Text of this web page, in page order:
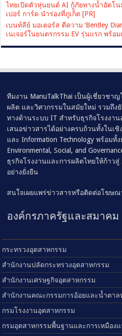
ไทยเปิดตัวหุ่นยนต์ AI กู้ภัยทางน้ำอัตโน
เปอร์ การ์ด นำร่องที่ภูเก็ต [PR]
เบนท์ลีย์ มอเตอร์ส ตีความ ‘Bentley
เนเจอร์ในยนตรกรรม EV รุ่นแรก พร้อ
ทีมงาน ManuTalkThai เป็นผู้เชี่ยวชา
ผลิต และวิศวกรรมในสมัยใหม่ รวมถึ
ทางด้านระบบ IT สำหรับธุรกิจโรงงา
เสนอข่าวสารได้อย่างครบถ้วนทั้งในเชิ
และ Information Technology พร้อมทั้
Environmental, Social, and
ธุรกิจโรงงานและการผลิตไทยให้ก้าว
อย่างยั่งยืน
สนใจเผยแพร่ข่าวสารหรือติดต่อโฆษ
องค์กรภาครัฐและสมาคม
กระทรวงอุตสาหกรรม
สำนักงานปลัดกระทรวงอุตสาหกรรม
สำนักงานเศรษฐกิจอุตสาหกรรม
สำนักงานคณะกรรมการอ้อยและน้ำตาล
กรมโรงงานอุตสาหกรรม
กรมอุตสาหกรรมพื้นฐานและการเหมืองแ